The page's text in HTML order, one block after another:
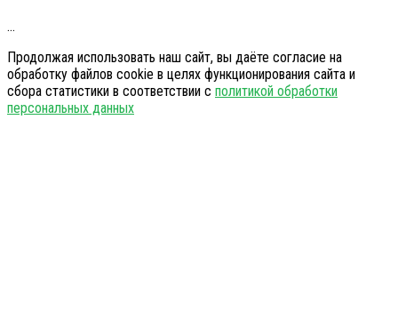
…
Продолжая использовать наш сайт, вы даёте согласие на
обработку файлов cookie в целях функционирования сайта и
сбора статистики в соответствии с политикой обработки
персональных данных